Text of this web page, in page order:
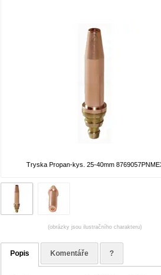
Tryska Propan-kys. 25-40mm
(obrázky jsou ilustračního charakteru)
Popis Komentáře ?